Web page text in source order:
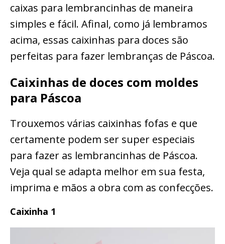
caixas para lembrancinhas de maneira
simples e fácil. Afinal, como já lembramos
acima, essas caixinhas para doces são
perfeitas para fazer lembranças de Páscoa.
Caixinhas de doces com moldes
para Páscoa
Trouxemos várias caixinhas fofas e que
certamente podem ser super especiais
para fazer as lembrancinhas de Páscoa.
Veja qual se adapta melhor em sua festa,
imprima e mãos a obra com as confecções.
Caixinha 1